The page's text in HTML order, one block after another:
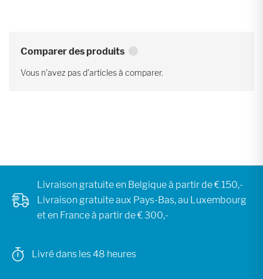
Comparer des produits
Vous n’avez pas d’articles à comparer.
Livraison gratuite en Belgique à partir de € 150,-
Livraison gratuite aux Pays-Bas, au Luxembourg
et en France à partir de € 300,-
Livré dans les 48 heures